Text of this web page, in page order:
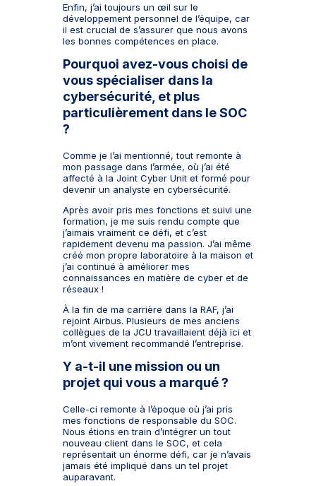
Enfin, j’ai toujours un œil sur le
développement personnel de l’équipe, car
il est crucial de s’assurer que nous avons
les bonnes compétences en place.
Pourquoi avez-vous choisi de
vous spécialiser dans la
cybersécurité, et plus
particulièrement dans le SOC
?
Comme je l’ai mentionné, tout remonte à
mon passage dans l’armée, où j’ai été
affecté à la Joint Cyber Unit et formé pour
devenir un analyste en cybersécurité.
Après avoir pris mes fonctions et suivi une
formation, je me suis rendu compte que
j’aimais vraiment ce défi, et c’est
rapidement devenu ma passion. J’ai même
créé mon propre laboratoire à la maison et
j’ai continué à améliorer mes
connaissances en matière de cyber et de
réseaux !
À la fin de ma carrière dans la RAF, j’ai
rejoint Airbus. Plusieurs de mes anciens
collègues de la JCU travaillaient déjà ici et
m’ont vivement recommandé l’entreprise.
Y a-t-il une mission ou un
projet qui vous a marqué ?
Celle-ci remonte à l’époque où j’ai pris
mes fonctions de responsable du SOC.
Nous étions en train d’intégrer un tout
nouveau client dans le SOC, et cela
représentait un énorme défi, car je n’avais
jamais été impliqué dans un tel projet
auparavant.